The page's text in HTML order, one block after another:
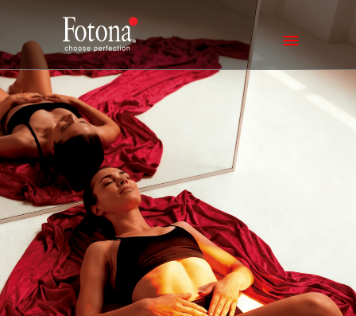
ThermoLipólise®
A evolução não invasiva da redução de gordura e
flacidez através do aquecimento.